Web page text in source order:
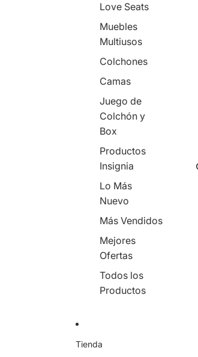
Love Seats
Muebles
Multiusos
Colchones
Camas
Juego de
Colchón y
Box
Productos
Insignia
Lo Más
Nuevo
Más Vendidos
Mejores
Ofertas
Todos los
Productos
Tienda